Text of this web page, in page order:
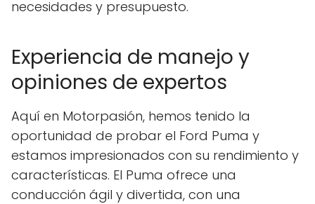
necesidades y presupuesto.
Experiencia de manejo y
opiniones de expertos
Aquí en Motorpasión, hemos tenido la
oportunidad de probar el Ford Puma y
estamos impresionados con su rendimiento y
características. El Puma ofrece una
conducción ágil y divertida, con una